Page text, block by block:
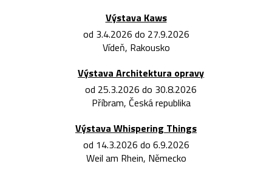
Výstava Kaws
od 3.4.2026 do 27.9.2026
Vídeň, Rakousko
Výstava Architektura opravy
od 25.3.2026 do 30.8.2026
Příbram, Česká republika
Výstava Whispering Things
od 14.3.2026 do 6.9.2026
Weil am Rhein, Německo